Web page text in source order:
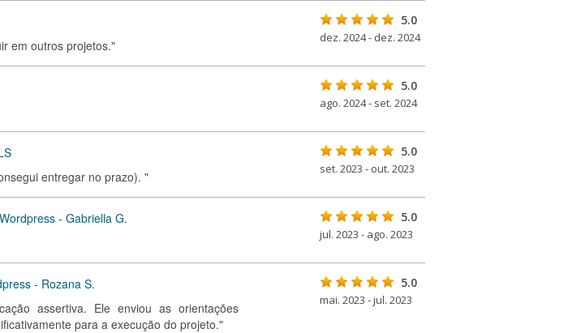
em outros projetos."
5.0
dez. 2024 - dez. 2024
5.0
ago. 2024 - set. 2024
entregar no prazo). "
5.0
set. 2023 - out. 2023
- Gabriella G.
5.0
jul. 2023 - ago. 2023
- Rozana S.
assertiva. Ele enviou as orientações
para a execução do projeto."
5.0
mai. 2023 - jul. 2023